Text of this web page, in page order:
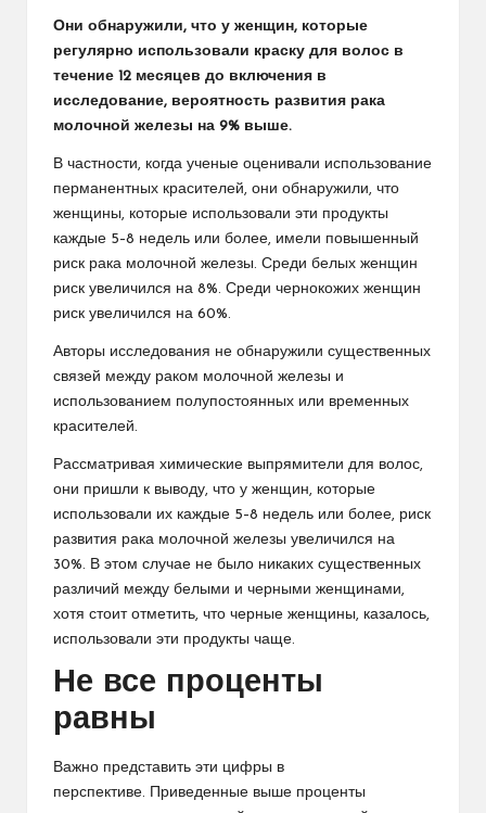
Они обнаружили, что у женщин, которые
регулярно использовали краску для волос в
течение 12 месяцев до включения в
исследование, вероятность развития рака
молочной железы на 9% выше.
В частности, когда ученые оценивали использование
перманентных красителей, они обнаружили, что
женщины, которые использовали эти продукты
каждые 5–8 недель или более, имели повышенный
риск рака молочной железы. Среди белых женщин
риск увеличился на 8%. Среди чернокожих женщин
риск увеличился на 60%.
Авторы исследования не обнаружили существенных
связей между раком молочной железы и
использованием полупостоянных или временных
красителей.
Рассматривая химические выпрямители для волос,
они пришли к выводу, что у женщин, которые
использовали их каждые 5–8 недель или более, риск
развития рака молочной железы увеличился на
30%. В этом случае не было никаких существенных
различий между белыми и черными женщинами,
хотя стоит отметить, что черные женщины, казалось,
использовали эти продукты чаще.
Не все проценты
равны
Важно представить эти цифры в
перспективе. Приведенные выше проценты